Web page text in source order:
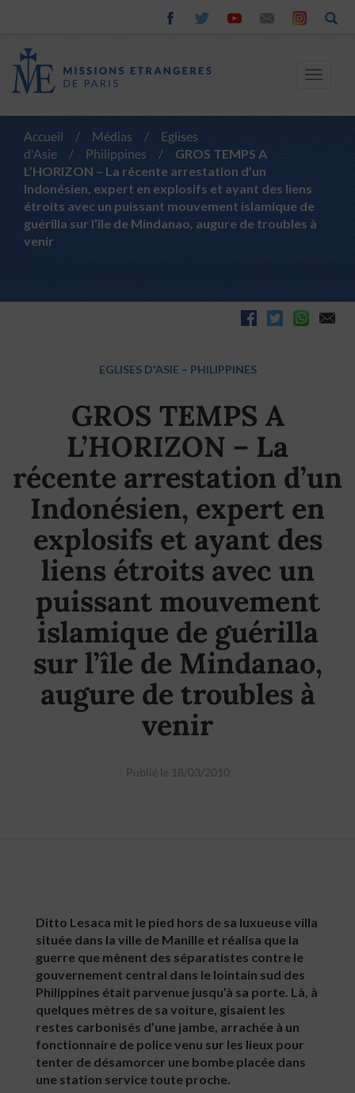
Toggle
Accueil / Médias /
Eglises
d'Asie
/ Philippines /
GROS TEMPS A
L’HORIZON – La récente arrestation d’un
Indonésien, expert en explosifs et ayant des liens
étroits avec un puissant mouvement islamique de
guérilla sur l’île de Mindanao, augure de troubles à
venir
EGLISES D'ASIE – PHILIPPINES
GROS TEMPS A
L’HORIZON – La
récente arrestation d’un
Indonésien, expert en
explosifs et ayant des
liens étroits avec un
puissant mouvement
islamique de guérilla
sur l’île de Mindanao,
augure de troubles à
venir
Publié le 18/03/2010
Ditto Lesaca mit le pied hors de sa luxueuse villa
située dans la ville de Manille et réalisa que la
guerre que mènent des séparatistes contre le
gouvernement central dans le lointain sud des
Philippines était parvenue jusqu’à sa porte. Là, à
quelques mètres de sa voiture, gisaient les
restes carbonisés d’une jambe, arrachée à un
fonctionnaire de police venu sur les lieux pour
tenter de désamorcer une bombe placée dans
une station service toute proche.